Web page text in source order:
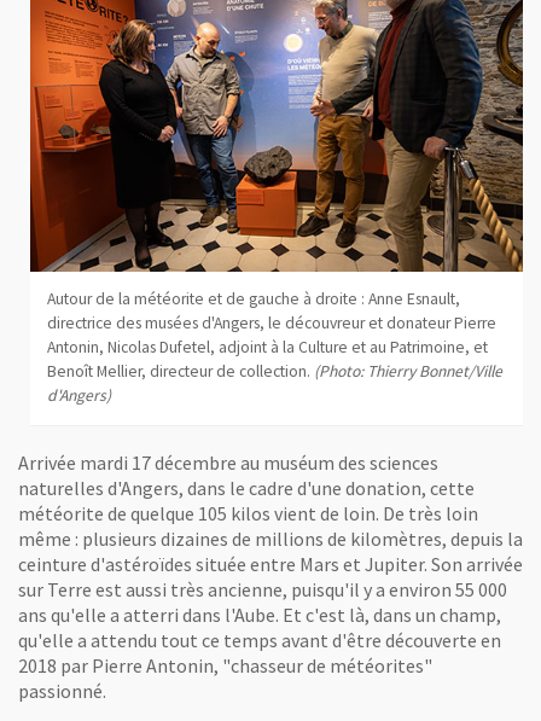
Autour de la météorite et de gauche à droite : Anne Esnault,
directrice des musées d'Angers, le découvreur et donateur Pierre
Antonin, Nicolas Dufetel, adjoint à la Culture et au Patrimoine, et
Benoît Mellier, directeur de collection. (Photo: Thierry Bonnet/Ville
d'Angers)
Arrivée mardi 17 décembre au muséum des sciences
naturelles d'Angers, dans le cadre d'une donation, cette
météorite de quelque 105 kilos vient de loin. De très loin
même : plusieurs dizaines de millions de kilomètres, depuis la
ceinture d'astéroïdes située entre Mars et Jupiter. Son arrivée
sur Terre est aussi très ancienne, puisqu'il y a environ 55 000
ans qu'elle a atterri dans l'Aube. Et c'est là, dans un champ,
qu'elle a attendu tout ce temps avant d'être découverte en
2018 par Pierre Antonin, "chasseur de météorites"
passionné.